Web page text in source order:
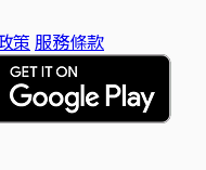
策 服務條款